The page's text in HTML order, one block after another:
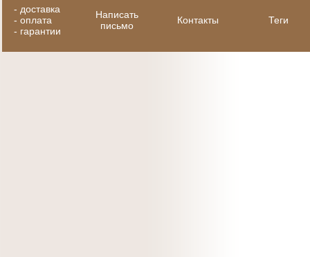
- доставка
- оплата
- гарантии
Написать
письмо
Контакты Теги